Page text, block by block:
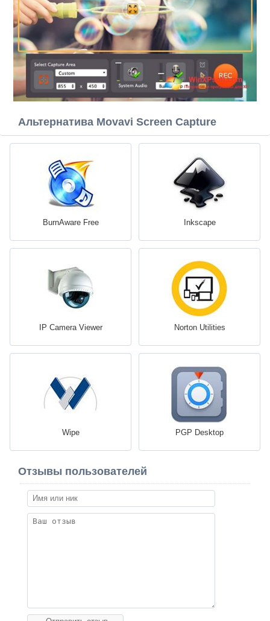
Альтернатива Movavi Screen Capture
BurnAware Free Inkscape
IP Camera Viewer Norton Utilities
Wipe PGP Desktop
Отзывы пользователей